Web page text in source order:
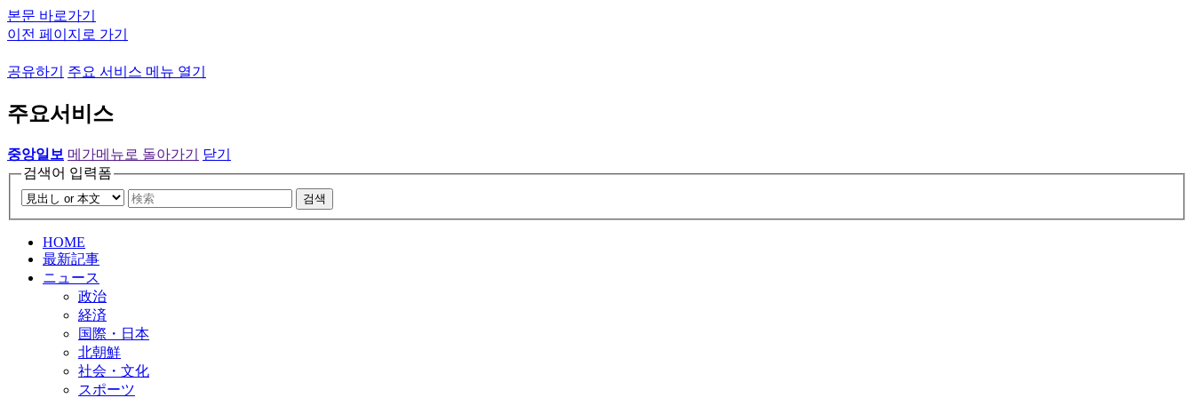
본문 바로가기
이전 페이지로 가기
공유하기 주요 서비스 메뉴 열기
주요서비스
중앙일보 메가메뉴로 돌아가기
닫기
검색어 입력폼
검색
HOME
最新記事
ニュース
政治
経済
国際・日本
北朝鮮
社会・文化
スポーツ